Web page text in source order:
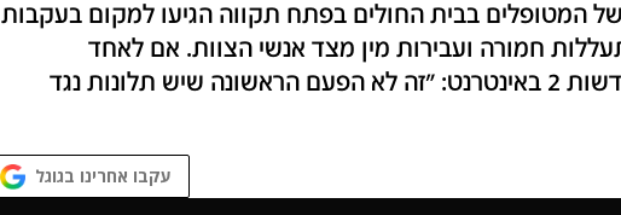
המטופלים בבית החולים בפתח תקווה הגיעו למקום בעקבות
חמורה ועבירות מין מצד אנשי הצוות. אם לאחד
המטופלים אמרה לחדשות 2 באינטרנט: "זה לא הפעם הראשונה שיש תלונות נגד
עקבו אחרינו בגוגל